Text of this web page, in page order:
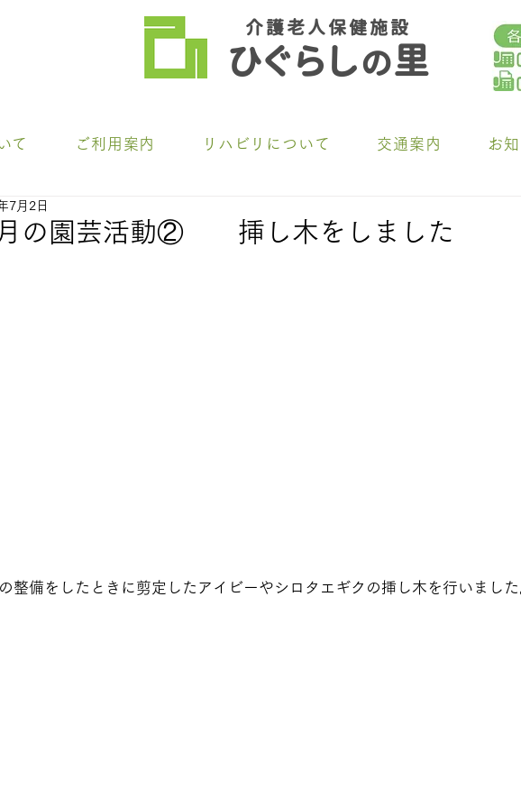
介 護 老 人 保 健 施 設
ひぐらしの里
て ご利用案内 リハビリについて 交通案内 お
の園芸活動② 挿し木をしました
7月2日
整備をしたときに剪定したアイビーやシロタエギクの挿し木を行いまし